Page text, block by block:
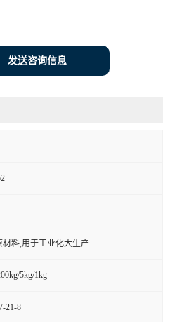
发送咨询信息
材料,用于工业化大生产
5kg/1kg
21-8